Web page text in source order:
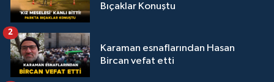
Bıçaklar Konuştu
Karaman esnaflarından Hasan
Bircan vefat etti
2